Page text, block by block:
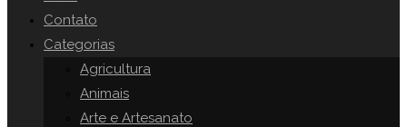
Contato
Categorias
Agricultura
Animais
Arte e Artesanato